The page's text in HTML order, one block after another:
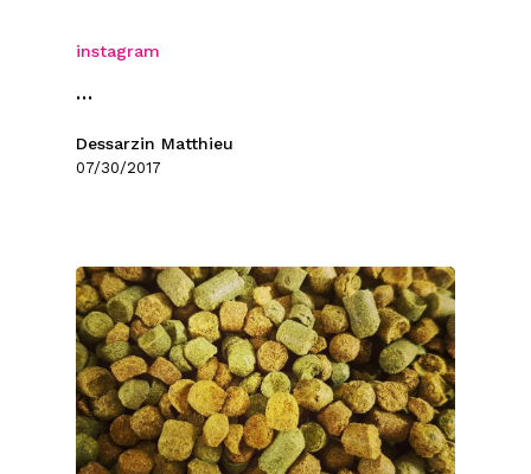
instagram
…
Dessarzin Matthieu
07/30/2017